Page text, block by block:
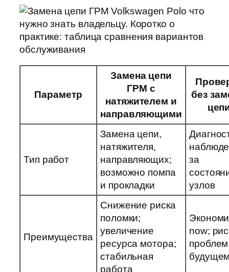
Параметр
Замена цепи
ГРМ с
натяжителем и
направляющими
без
Тип работ
Замена цепи,
натяжителя,
направляющих;
возможно помпа
и прокладки
за
узлов
Преимущества
Снижение риска
поломки;
увеличение
ресурса мотора;
стабильная
работа
now;